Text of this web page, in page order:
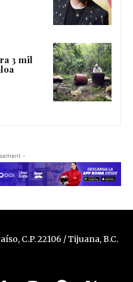
3 mil
-
C.P. 22106 / Tijuana, B.C.